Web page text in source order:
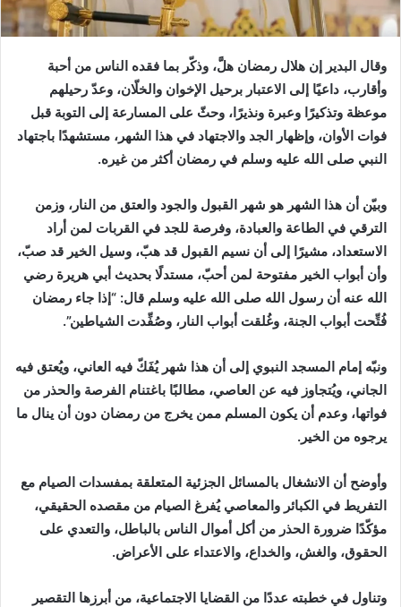
وقال البدير إن هلال رمضان هلَّ، وذكّر بما فقده الناس من أحبة
وأقارب، داعيًا إلى الاعتبار برحيل الإخوان والخلّان، وعدّ رحيلهم
موعظة وتذكيرًا وعبرة ونذيرًا، وحثّ على المسارعة إلى التوبة قبل
فوات الأوان، وإظهار الجد والاجتهاد في هذا الشهر، مستشهدًا باجتهاد
النبي صلى الله عليه وسلم في رمضان أكثر من غيره.
وبيّن أن هذا الشهر هو شهر القبول والجود والعتق من النار، وزمن
الترقي في الطاعة والعبادة، وفرصة للجد في القربات لمن أراد
الاستعداد، مشيرًا إلى أن نسيم القبول قد هبّ، وسيل الخير قد صبّ،
وأن أبواب الخير مفتوحة لمن أحبّ، مستدلًا بحديث أبي هريرة رضي
الله عنه أن رسول الله صلى الله عليه وسلم قال: “إذا جاء رمضان
فُتِّحت أبواب الجنة، وغُلقت أبواب النار، وصُفِّدت الشياطين”.
ونبّه إمام المسجد النبوي إلى أن هذا شهر يُفَكّ فيه العاني، ويُعتق فيه
الجاني، ويُتجاوز فيه عن العاصي، مطالبًا باغتنام الفرصة والحذر من
فواتها، وعدم أن يكون المسلم ممن يخرج من رمضان دون أن ينال ما
يرجوه من الخير.
وأوضح أن الانشغال بالمسائل الجزئية المتعلقة بمفسدات الصيام مع
التفريط في الكبائر والمعاصي يُفرغ الصيام من مقصده الحقيقي،
مؤكّدًا ضرورة الحذر من أكل أموال الناس بالباطل، والتعدي على
الحقوق، والغش، والخداع، والاعتداء على الأعراض.
وتناول في خطبته عددًا من القضايا الاجتماعية، من أبرزها التقصير